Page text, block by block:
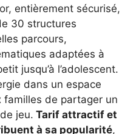
entièrement sécurisé,
30 structures
parcours,
adaptées à
jusqu’à l’adolescent.
dans un espace
de partager un
jeu. Tarif attractif et
à sa popularité,